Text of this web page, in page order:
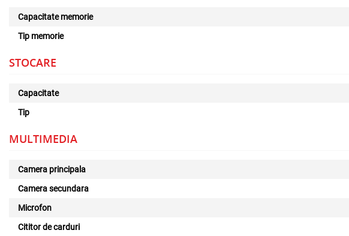
Capacitate memorie
Tip memorie
STOCARE
Capacitate
Tip
MULTIMEDIA
Camera principala
Camera secundara
Microfon
Cititor de carduri